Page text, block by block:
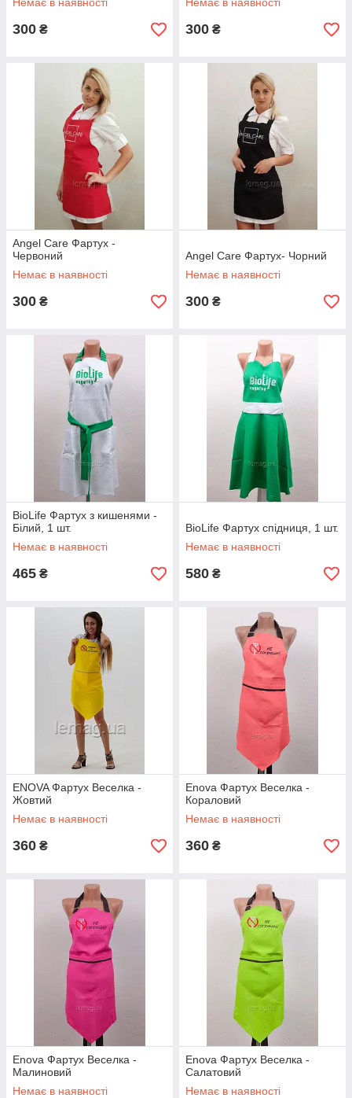
300 ₴ 300 ₴
Angel Care Фартух -
Червоний
Немає в наявності
300 ₴
Angel Care Фартух- Чорний
Немає в наявності
300 ₴
BioLife Фартух з кишенями -
Білий, 1 шт.
Немає в наявності
465 ₴
BioLife Фартух спідниця, 1 шт.
Немає в наявності
580 ₴
ENOVA Фартух Веселка -
Жовтий
Немає в наявності
360 ₴
Enova Фартух Веселка -
Кораловий
Немає в наявності
360 ₴
Enova Фартух Веселка -
Малиновий
Немає в наявності
Enova Фартух Веселка -
Салатовий
Немає в наявності